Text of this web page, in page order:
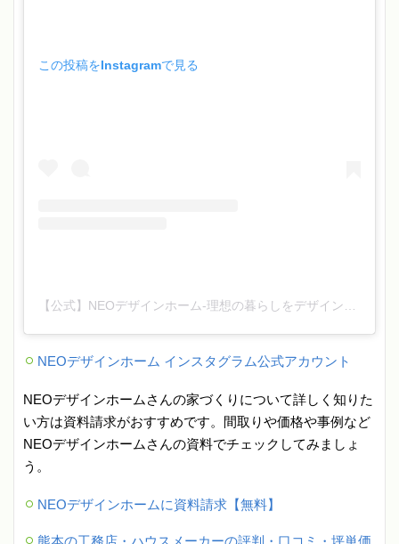
この投稿をInstagramで見る
NEOデザインホーム インスタグラム公式アカウント
NEOデザインホームさんの家づくりについて詳しく知りた
い方は資料請求がおすすめです。間取りや価格や事例など
NEOデザインホームさんの資料でチェックしてみましょ
う。
NEOデザインホームに資料請求【無料】
熊本の工務店・ハウスメーカーの評判・口コミ・坪単価